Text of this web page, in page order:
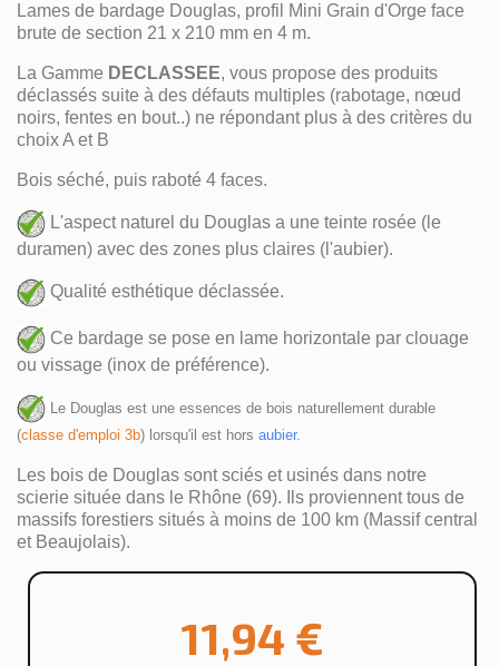
Lames de bardage Douglas, profil Mini Grain d'Orge face
brute de section 21 x 210 mm en 4 m.
La Gamme DECLASSEE, vous propose des produits
déclassés suite à des défauts multiples (rabotage, nœud
noirs, fentes en bout..) ne répondant plus à des critères du
choix A et B
Bois séché, puis raboté 4 faces.
L'aspect naturel du Douglas a une teinte rosée (le
duramen) avec des zones plus claires (l'aubier).
Qualité esthétique déclassée.
Ce bardage se pose en lame horizontale par clouage
ou vissage (inox de préférence).
Le Douglas est une essences de bois naturellement durable
(classe d'emploi 3b) lorsqu'il est hors aubier.
Les bois de Douglas sont sciés et usinés dans notre
scierie située dans le Rhône (69). Ils proviennent tous de
massifs forestiers situés à moins de 100 km (Massif central
et Beaujolais).
11,94 €